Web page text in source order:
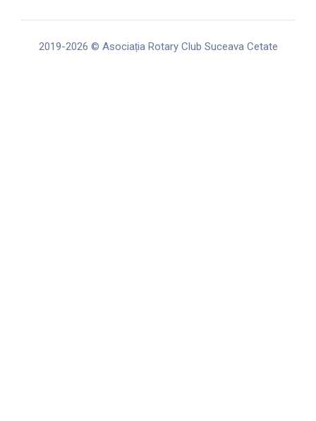
o
r
m
e
2019-2026 © Asociația Rotary Club Suceava Cetate